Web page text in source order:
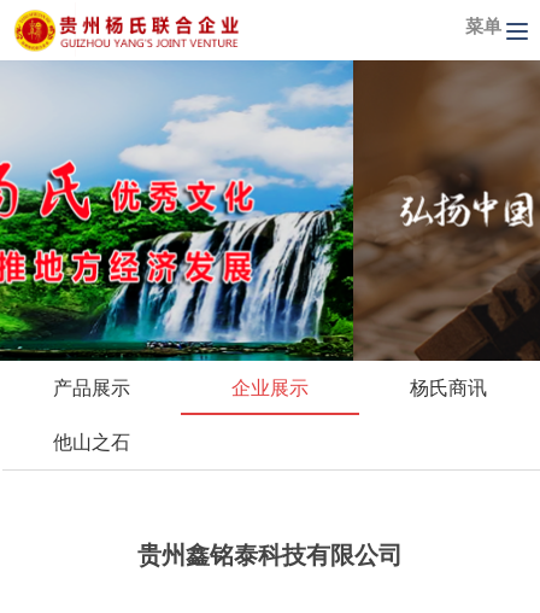
菜单
产品展示 企业展示 杨氏商讯
他山之石
贵州鑫铭泰科技有限公司